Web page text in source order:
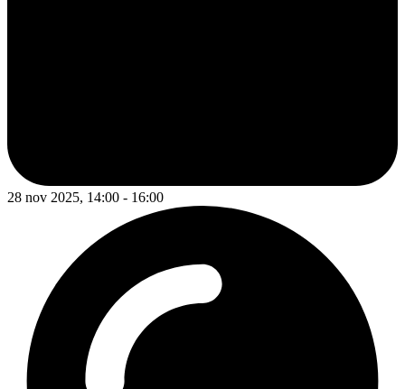
28 nov 2025, 14:00 - 16:00